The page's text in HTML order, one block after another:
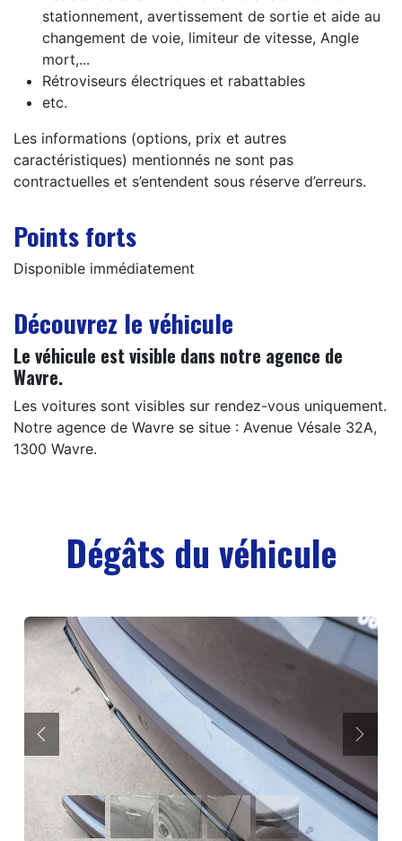
stationnement, avertissement de sortie et aide au
changement de voie, limiteur de vitesse, Angle
mort,...
Rétroviseurs électriques et rabattables
etc.
Les informations (options, prix et autres
caractéristiques) mentionnés ne sont pas
contractuelles et s’entendent sous réserve d’erreurs.
Points forts
Disponible immédiatement
Découvrez le véhicule
Le véhicule est visible dans notre agence de
Wavre.
Les voitures sont visibles sur rendez-vous uniquement.
Notre agence de Wavre se situe : Avenue Vésale 32A,
1300 Wavre.
Dégâts du véhicule
Précédent